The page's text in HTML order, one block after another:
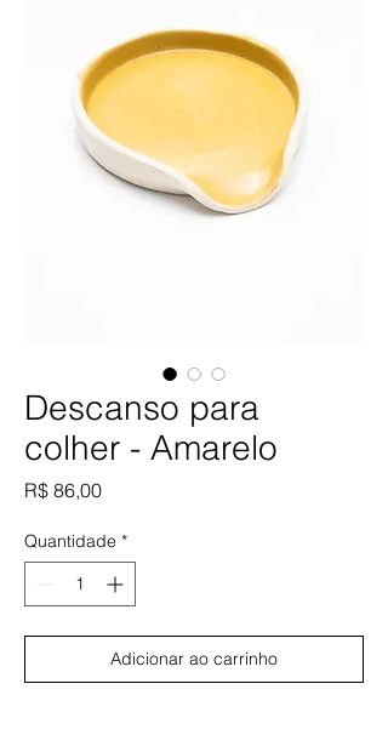
Descanso para
colher - Amarelo
R$ 86,00Preço
Quantidade *
Adicionar ao carrinho